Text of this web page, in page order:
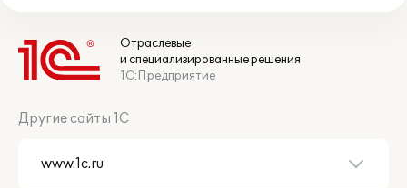
Отраслевые
и специализированные решения
1С:Предприятие
Другие сайты 1С